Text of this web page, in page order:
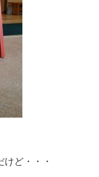
ど・・・